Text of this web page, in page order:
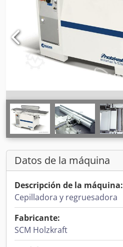
Datos de la máquina
Descripción de la máquina:
Cepilladora y regruesadora
Fabricante:
SCM Holzkraft